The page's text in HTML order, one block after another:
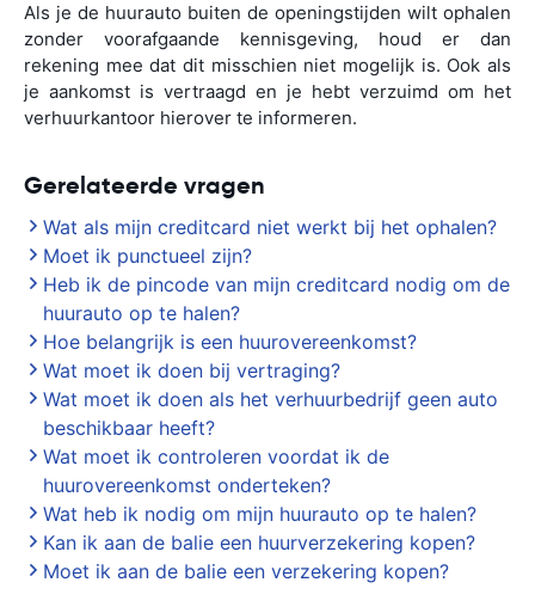
Als je de huurauto buiten de openingstijden wilt ophalen
zonder voorafgaande kennisgeving, houd er dan
rekening mee dat dit misschien niet mogelijk is. Ook als
je aankomst is vertraagd en je hebt verzuimd om het
verhuurkantoor hierover te informeren.
Gerelateerde vragen
Wat als mijn creditcard niet werkt bij het ophalen?
Moet ik punctueel zijn?
Heb ik de pincode van mijn creditcard nodig om de
huurauto op te halen?
Hoe belangrijk is een huurovereenkomst?
Wat moet ik doen bij vertraging?
Wat moet ik doen als het verhuurbedrijf geen auto
beschikbaar heeft?
Wat moet ik controleren voordat ik de
huurovereenkomst onderteken?
Wat heb ik nodig om mijn huurauto op te halen?
Kan ik aan de balie een huurverzekering kopen?
Moet ik aan de balie een verzekering kopen?